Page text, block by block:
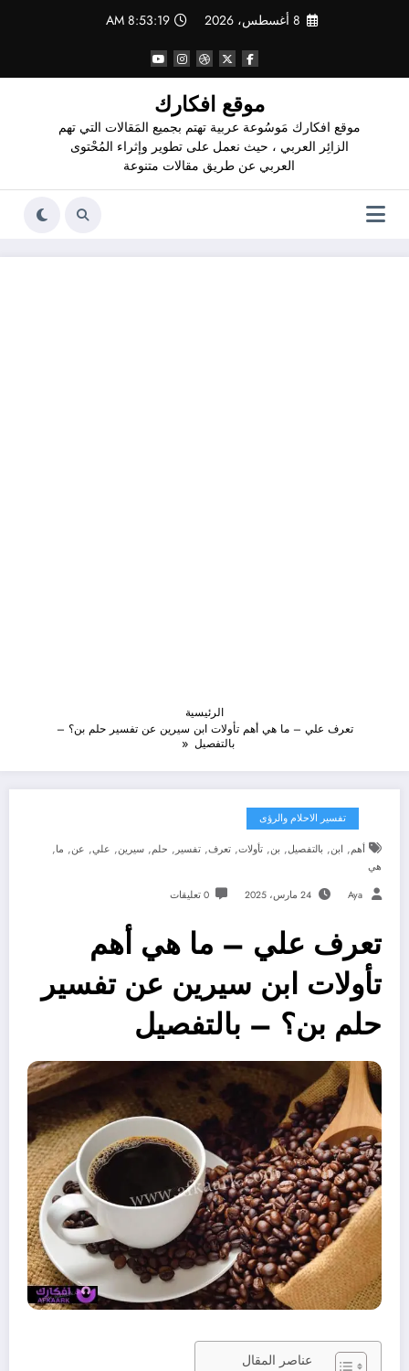
8 أغسطس، 2026 8:53:20 AM
موقع افكارك
موقع افكارك مَوسُوعة عربية تهتم بجميع المَقالات التي تهم
الزائِر العربي ، حيث نعمل على تطوير وإثراء المُحْتوى
العربي عن طريق مقالات متنوعة
الرئيسية
تعرف علي – ما هي أهم تأولات ابن سيرين عن تفسير حلم بن؟ –
بالتفصيل
تفسير الاحلام والرؤى
أهم, ابن, بالتفصيل, بن, تأولات, تعرف, تفسير , حلم, سيرين, علي, عن, ما,
هي
Aya 24 مارس، 2025 0 تعليقات
تعرف علي – ما هي أهم
تأولات ابن سيرين عن تفسير
حلم بن؟ – بالتفصيل
عناصر المقال